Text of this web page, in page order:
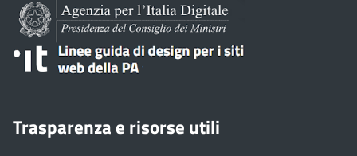
Trasparenza e risorse utili